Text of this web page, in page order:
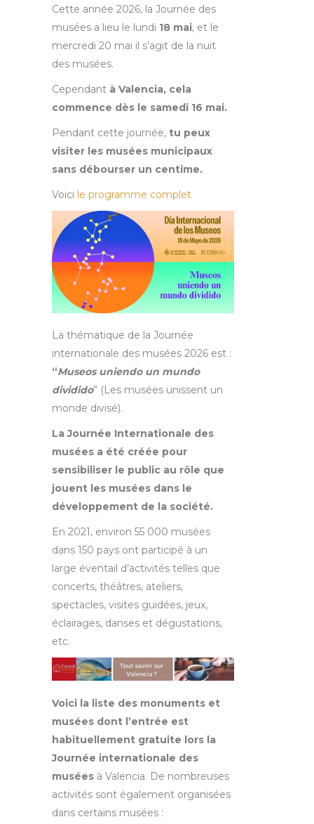
Cette année 2026, la Journée des
musées a lieu le lundi 18 mai, et le
mercredi 20 mai il s’agit de la nuit
des musées.
Cependant à Valencia, cela
commence dès le samedi 16 mai.
Pendant cette journée, tu peux
visiter les musées municipaux
sans débourser un centime.
Voici le programme complet
La thématique de la Journée
internationale des musées 2026 est :
“Museos uniendo un mundo
dividido” (Les musées unissent un
monde divisé).
La Journée Internationale des
musées a été créée pour
sensibiliser le public au rôle que
jouent les musées dans le
développement de la société.
En 2021, environ 55 000 musées
dans 150 pays ont participé à un
large éventail d’activités telles que
concerts, théâtres, ateliers,
spectacles, visites guidées, jeux,
éclairages, danses et dégustations,
etc.
Voici la liste des monuments et
musées dont l’entrée est
habituellement gratuite lors la
Journée internationale des
musées à Valencia. De nombreuses
activités sont également organisées
dans certains musées :